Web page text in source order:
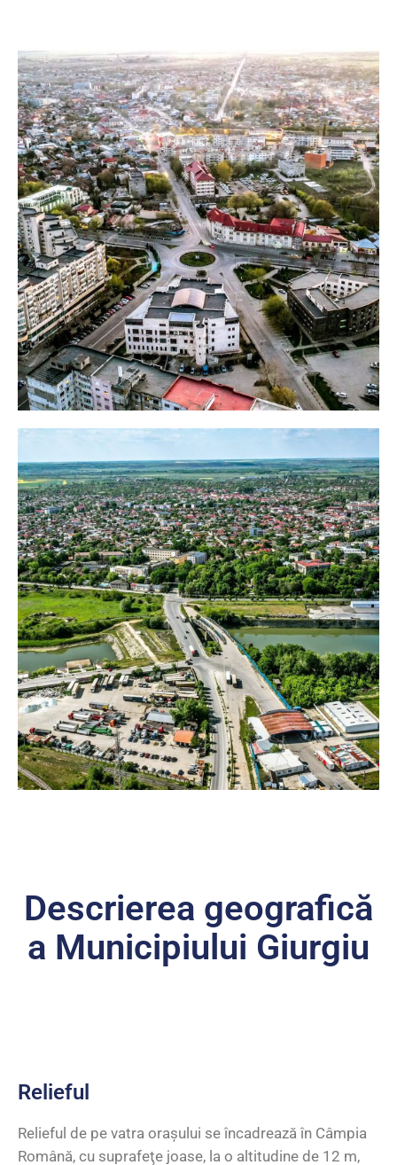
Descrierea geografică
a Municipiului Giurgiu
Relieful
Relieful de pe vatra oraşului se încadrează în Câmpia
Română, cu suprafeţe joase, la o altitudine de 12 m,